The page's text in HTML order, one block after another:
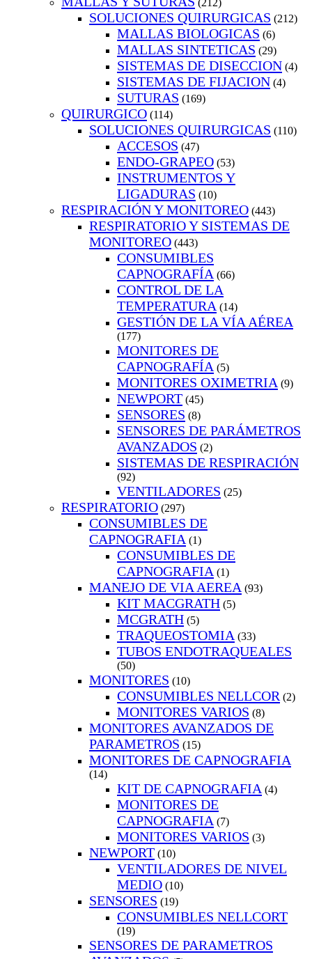
(212)
SOLUCIONES QUIRURGICAS (212)
MALLAS BIOLOGICAS (6)
MALLAS SINTETICAS (29)
SISTEMAS DE DISECCION (4)
SISTEMAS DE FIJACION (4)
SUTURAS (169)
QUIRURGICO (114)
SOLUCIONES QUIRURGICAS (110)
ACCESOS (47)
ENDO-GRAPEO (53)
INSTRUMENTOS Y
LIGADURAS (10)
RESPIRACIÓN Y MONITOREO (443)
RESPIRATORIO Y SISTEMAS DE
MONITOREO (443)
CONSUMIBLES
CAPNOGRAFÍA (66)
CONTROL DE LA
TEMPERATURA (14)
GESTIÓN DE LA VÍA AÉREA
(177)
MONITORES DE
CAPNOGRAFÍA (5)
MONITORES OXIMETRIA (9)
NEWPORT (45)
SENSORES (8)
SENSORES DE PARÁMETROS
AVANZADOS (2)
SISTEMAS DE RESPIRACIÓN
(92)
VENTILADORES (25)
RESPIRATORIO (297)
CONSUMIBLES DE
CAPNOGRAFIA (1)
CONSUMIBLES DE
CAPNOGRAFIA (1)
MANEJO DE VIA AEREA (93)
KIT MACGRATH (5)
MCGRATH (5)
TRAQUEOSTOMIA (33)
TUBOS ENDOTRAQUEALES
(50)
MONITORES (10)
CONSUMIBLES NELLCOR (2)
MONITORES VARIOS (8)
MONITORES AVANZADOS DE
PARAMETROS (15)
MONITORES DE CAPNOGRAFIA
(14)
KIT DE CAPNOGRAFIA (4)
MONITORES DE
CAPNOGRAFIA (7)
MONITORES VARIOS (3)
NEWPORT (10)
VENTILADORES DE NIVEL
MEDIO (10)
SENSORES (19)
CONSUMIBLES NELLCORT
(19)
SENSORES DE PARAMETROS